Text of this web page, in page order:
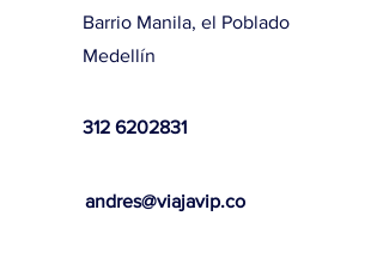
Barrio Manila, el Poblado
Medellín
312 6202831
andres@viajavip.co